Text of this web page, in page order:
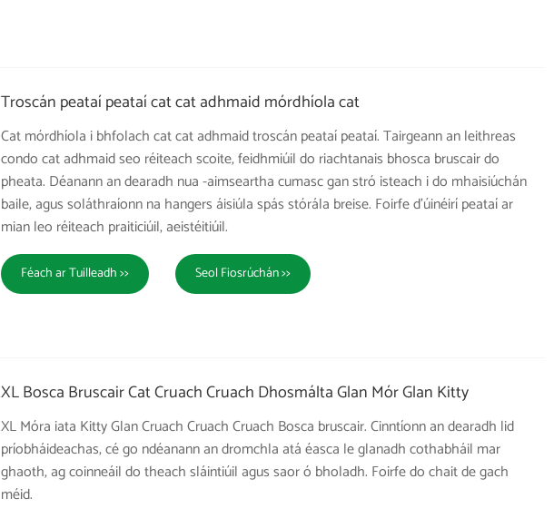
Troscán peataí peataí cat cat adhmaid mórdhíola cat
Cat mórdhíola i bhfolach cat cat adhmaid troscán peataí peataí. Tairgeann an leithreas
condo cat adhmaid seo réiteach scoite, feidhmiúil do riachtanais bhosca bruscair do
pheata. Déanann an dearadh nua -aimseartha cumasc gan stró isteach i do mhaisiúchán
baile, agus soláthraíonn na hangers áisiúla spás stórála breise. Foirfe d'úinéirí peataí ar
mian leo réiteach praiticiúil, aeistéitiúil.
Féach ar Tuilleadh >> Seol Fiosrúchán >>
XL Bosca Bruscair Cat Cruach Cruach Dhosmálta Glan Mór Glan Kitty
XL Móra iata Kitty Glan Cruach Cruach Cruach Bosca bruscair. Cinntíonn an dearadh lid
príobháideachas, cé go ndéanann an dromchla atá éasca le glanadh cothabháil mar
ghaoth, ag coinneáil do theach sláintiúil agus saor ó bholadh. Foirfe do chait de gach
méid.